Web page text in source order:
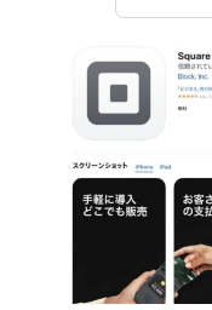
Square POSレジ
Squareターミナ
Square POSレジ
方は？
まとめ：Square(